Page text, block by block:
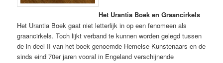
Het Urantia Boek en Graancirkels
Het Urantia Boek gaat niet letterlijk in op een fenomeen als
graancirkels. Toch lijkt verband te kunnen worden gelegd tussen
de in deel II van het boek genoemde Hemelse Kunstenaars en de
sinds eind 70er jaren vooral in Engeland verschijnende